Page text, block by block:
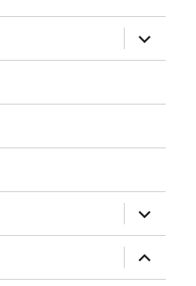
expande
el
menú
expande
el
menú
inferior
expande
el
menú